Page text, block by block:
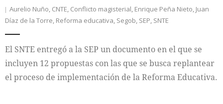
Aurelio Nuño, CNTE, Conflicto magisterial, Enrique Peña Nieto, Juan
Díaz de la Torre, Reforma educativa, Segob, SEP, SNTE
El SNTE entregó a la SEP un documento en el que se
incluyen 12 propuestas con las que se busca replantear
el proceso de implementación de la Reforma Educativa.